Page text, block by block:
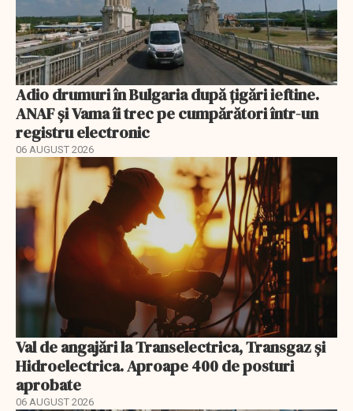
Adio drumuri în Bulgaria după țigări ieftine.
ANAF și Vama îi trec pe cumpărători într-un
registru electronic
06 AUGUST 2026
Val de angajări la Transelectrica, Transgaz și
Hidroelectrica. Aproape 400 de posturi
aprobate
06 AUGUST 2026